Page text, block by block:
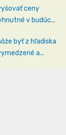
ceny
v budúc...
byť z hľadiska
a...